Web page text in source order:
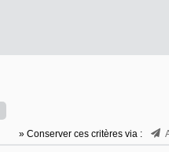
» Conserver ces critères via :